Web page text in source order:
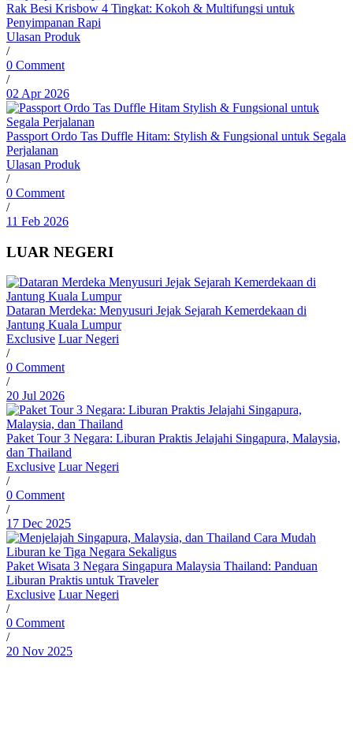
Rak Besi Krisbow 4 Tingkat: Kokoh & Multifungsi untuk
Penyimpanan Rapi
Ulasan Produk
/
0 Comment
/
02 Apr 2026
Passport Ordo Tas Duffle Hitam: Stylish & Fungsional untuk Segala
Perjalanan
Ulasan Produk
/
0 Comment
/
11 Feb 2026
LUAR NEGERI
Dataran Merdeka: Menyusuri Jejak Sejarah Kemerdekaan di
Jantung Kuala Lumpur
Exclusive Luar Negeri
/
0 Comment
/
20 Jul 2026
Paket Tour 3 Negara: Liburan Praktis Jelajahi Singapura, Malaysia,
dan Thailand
Exclusive Luar Negeri
/
0 Comment
/
17 Dec 2025
Paket Wisata 3 Negara Singapura Malaysia Thailand: Panduan
Liburan Praktis untuk Traveler
Exclusive Luar Negeri
/
0 Comment
/
20 Nov 2025